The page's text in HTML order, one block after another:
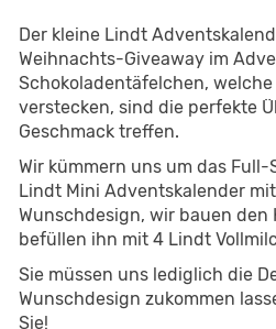
Der kleine Lindt
Weihnachts-Giveaway im
Schokoladentäfelchen,
verstecken, sind die perfekte
Geschmack treffen.
Wir kümmern uns um das
Lindt Mini Adventskalender
Wunschdesign, wir bauen
befüllen ihn mit 4 Lindt
Sie müssen uns lediglich die
Wunschdesign zukommen
Sie!